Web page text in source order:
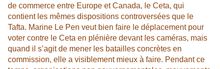
de commerce entre Europe et Canada, le Ceta, qui
contient les mêmes dispositions controversées que le
Tafta. Marine Le Pen veut bien faire le déplacement pour
voter contre le Ceta en plénière devant les caméras, mais
quand il s’agit de mener les batailles concrètes en
commission, elle a visiblement mieux à faire. Pendant ce